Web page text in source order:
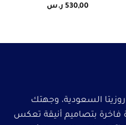
530,00 ر.س
السعودية، وجهتك
بتصاميم أنيقة تعكس